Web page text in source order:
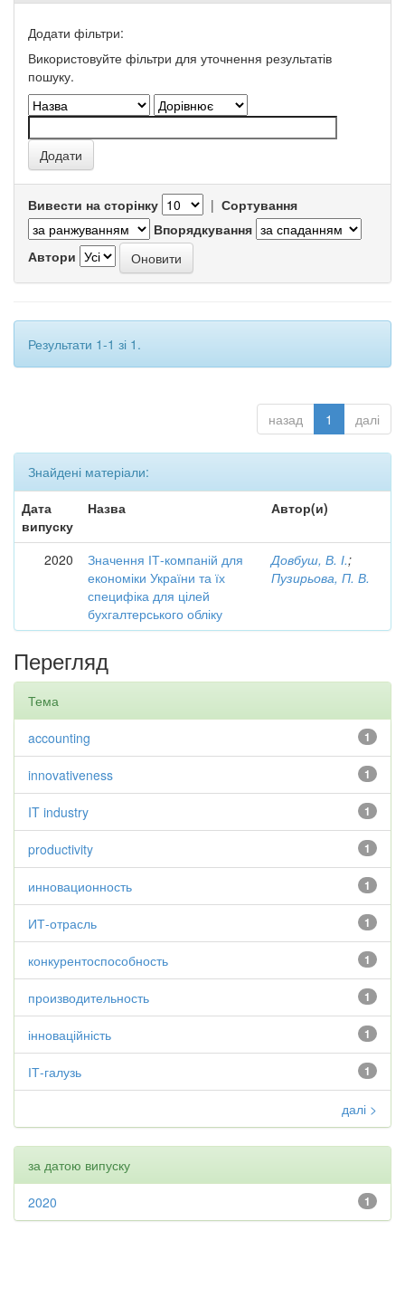
Додати фільтри:
Використовуйте фільтри для уточнення результатів
пошуку.
Вивести на сторінку | Сортування
Впорядкування
Автори
Результати 1-1 зі 1.
назад 1 далі
Знайдені матеріали:
Дата
випуску
Назва Автор(и)
2020
Значення ІТ-компаній для
економіки України та їх
специфіка для цілей
бухгалтерського обліку
Довбуш, В. І.;
Пузирьова, П. В.
Перегляд
Тема
1
accounting
1
innovativeness
1
IT industry
1
productivity
1
инновационность
1
ИТ-отрасль
1
конкурентоспособность
1
производительность
1
інноваційність
1
ІТ-галузь
далі >
за датою випуску
1
2020